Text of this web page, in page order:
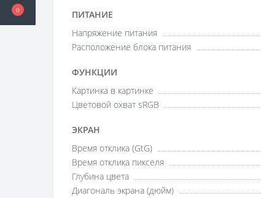
0 ПИТАНИЕ
Напряжение питания
Расположение блока питания
ФУНКЦИИ
Картинка в картинке
Цветовой охват sRGB
ЭКРАН
Время отклика (GtG)
Время отклика пикселя
Глубина цвета
Диагональ экрана (дюйм)